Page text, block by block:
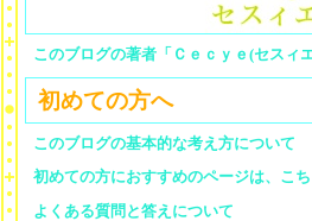
このブログの著者「Ｃｅｃｙｅ(セスィ
初めての方へ
このブログの基本的な考え方について
初めての方におすすめのページは、こち
よくある質問と答えについて